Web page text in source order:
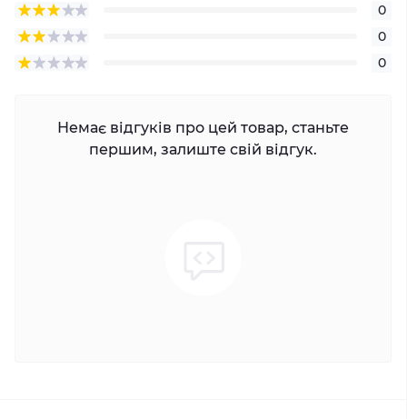
0
0
0
Немає відгуків про цей товар, станьте
першим, залиште свій відгук.